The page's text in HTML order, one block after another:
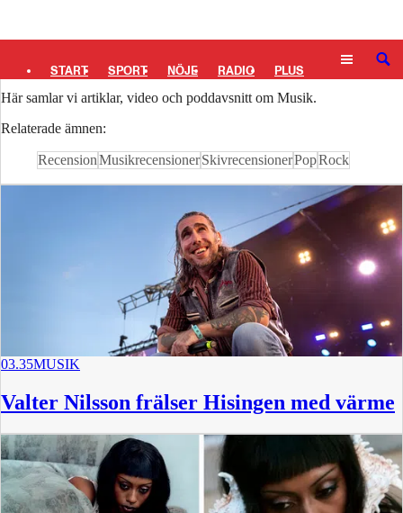
START SPORT NÖJE RADIO PLUS SÖK
Musik
Här samlar vi artiklar, video och poddavsnitt om Musik.
Relaterade ämnen:
RecensionMusikrecensionerSkivrecensionerPopRock
03.35MUSIK
Valter Nilsson frälser Hisingen med värme